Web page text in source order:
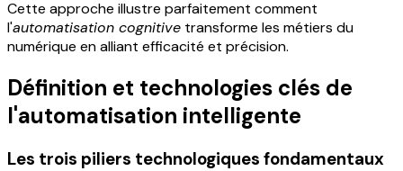
Cette approche illustre parfaitement comment
l'automatisation cognitive transforme les métiers du
numérique en alliant efficacité et précision.
Définition et technologies clés de
l'automatisation intelligente
Les trois piliers technologiques fondamentaux